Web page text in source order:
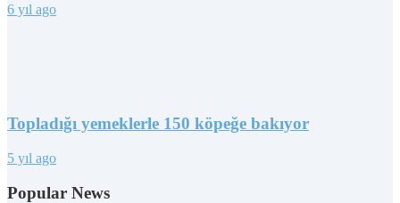
6 yıl ago
Topladığı yemeklerle 150 köpeğe bakıyor
5 yıl ago
Popular News